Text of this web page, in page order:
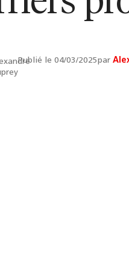
Publié le 04/03/2025par